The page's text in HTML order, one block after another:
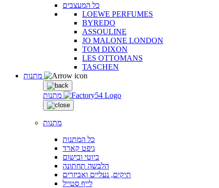
כל המעצבים
LOEWE PERFUMES
BYREDO
ASSOULINE
JO MALONE LONDON
TOM DIXON
LES OTTOMANS
TASCHEN
מתנות
מתנות
כל המתנות
גיפט קארד
ביוטי ובישום
הלבשה תחתונה
תיקים, נעליים ואביזרים
לייף סטייל